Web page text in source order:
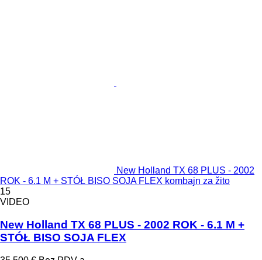
New Holland TX 68 PLUS - 2002
ROK - 6.1 M + STÓŁ BISO SOJA FLEX kombajn za žito
15
VIDEO
New Holland TX 68 PLUS - 2002 ROK - 6.1 M +
STÓŁ BISO SOJA FLEX